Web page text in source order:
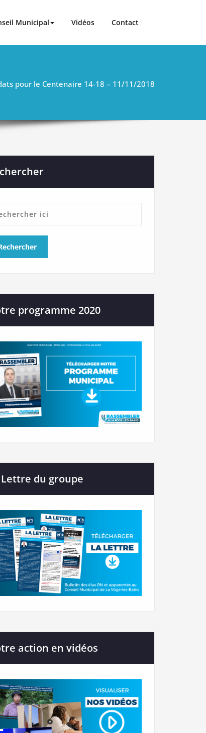
Municipal Vidéos Contact
pour le Centenaire 14-18 – 11/11/2018
programme 2020
Lettre du groupe
action en vidéos